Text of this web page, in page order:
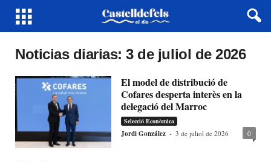
Noticias diarias: 3 de juliol de 2026
El model de distribució de
Cofares desperta interès en la
delegació del Marroc
Selecció Econòmica
Jordi González - 3 de juliol de 2026 0